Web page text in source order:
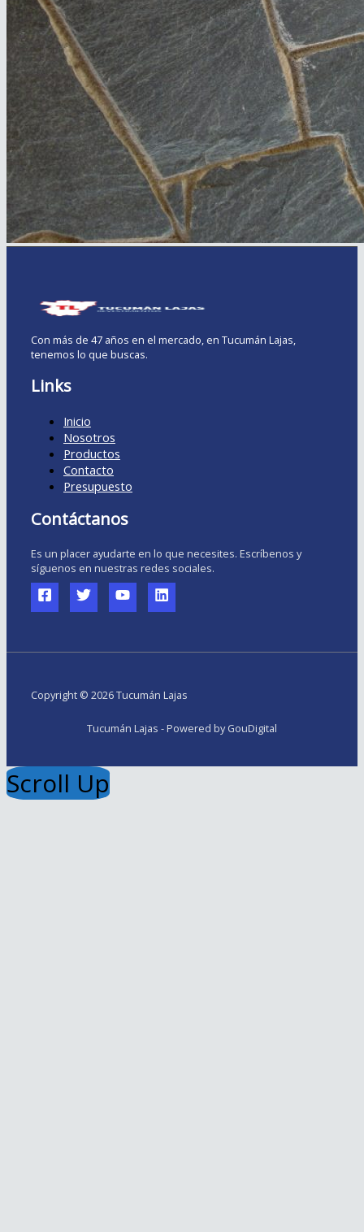
Con más de 47 años en el mercado, en Tucumán Lajas,
tenemos lo que buscas.
Links
Inicio
Nosotros
Productos
Contacto
Presupuesto
Contáctanos
Es un placer ayudarte en lo que necesites. Escríbenos y
síguenos en nuestras redes sociales.
Copyright © 2026 Tucumán Lajas
Tucumán Lajas - Powered by GouDigital
Scroll Up